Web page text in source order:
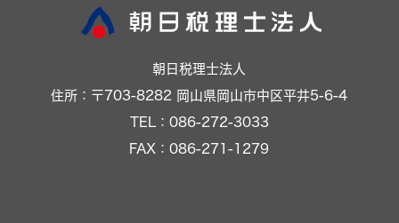
朝日税理士法人
住所：〒703-8282 岡山県岡山市中区平井5-6-4
TEL：086-272-3033
FAX：086-271-1279